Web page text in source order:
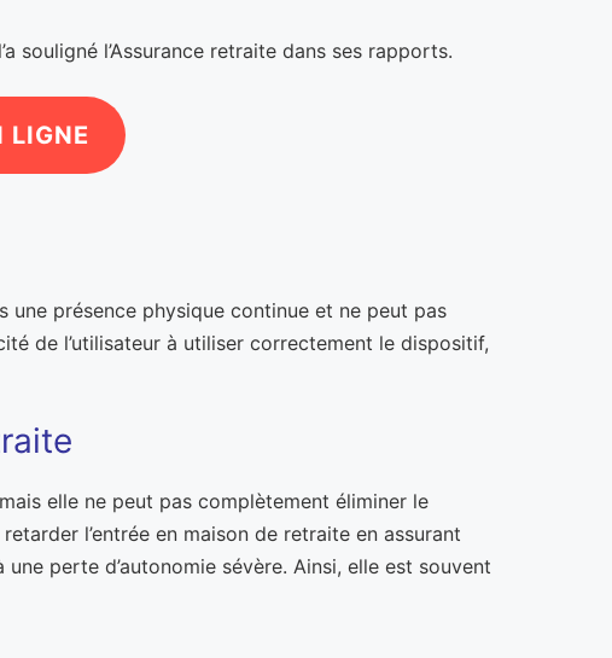
souligné l’Assurance retraite dans ses rapports.
LIGNE
une présence physique continue et ne peut pas
de l’utilisateur à utiliser correctement le dispositif,
elle ne peut pas complètement éliminer le
l’entrée en maison de retraite en assurant
perte d’autonomie sévère. Ainsi, elle est souvent